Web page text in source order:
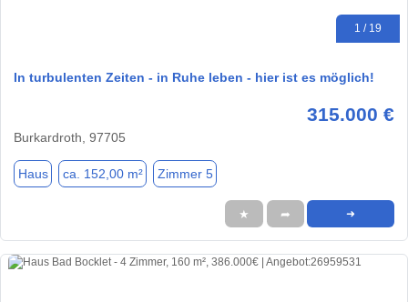
1 / 19
In turbulenten Zeiten - in Ruhe leben - hier ist es möglich!
315.000 €
Burkardroth, 97705
Haus ca. 152,00 m² Zimmer 5
★ ➦ ➜